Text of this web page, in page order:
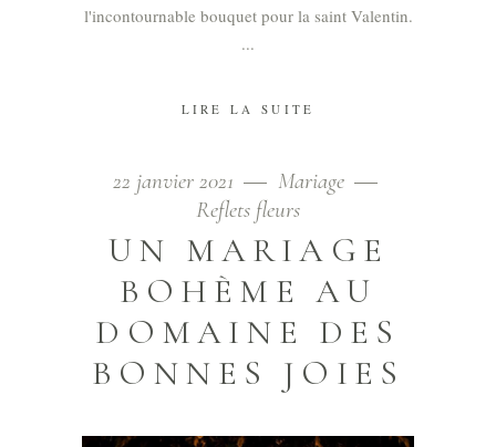
l'incontournable bouquet pour la saint Valentin.
LIRE LA SUITE
22 janvier 2021
Mariage
Reflets fleurs
UN MARIAGE
BOHÈME AU
DOMAINE DES
BONNES JOIES